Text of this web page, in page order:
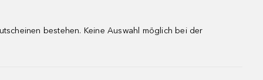
bestehen. Keine Auswahl möglich bei der